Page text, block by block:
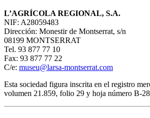
L’AGRÍCOLA REGIONAL, S.A.
NIF: A28059483
Dirección: Monestir de Montserrat, s/n
08199 MONTSERRAT
Tel. 93 877 77 10
Fax: 93 877 77 22
C/e: museu@larsa-montserrat.com
Esta sociedad figura inscrita en el registro
volumen 21.859, folio 29 y hoja número B-